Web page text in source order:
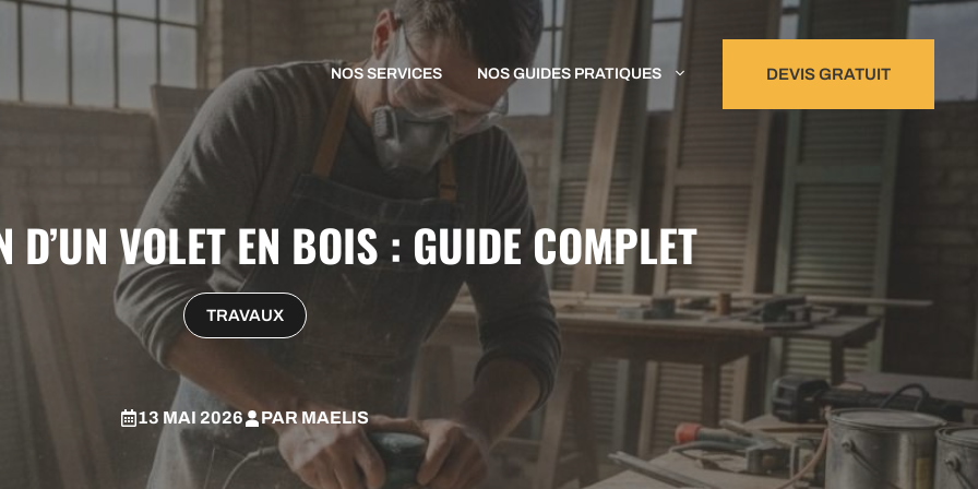
NOS SERVICES NOS GUIDES PRATIQUES DEVIS GRATUIT
D’UN VOLET EN BOIS : GUIDE COMPLET
TRAVAUX
13 MAI 2026 PARMAELIS